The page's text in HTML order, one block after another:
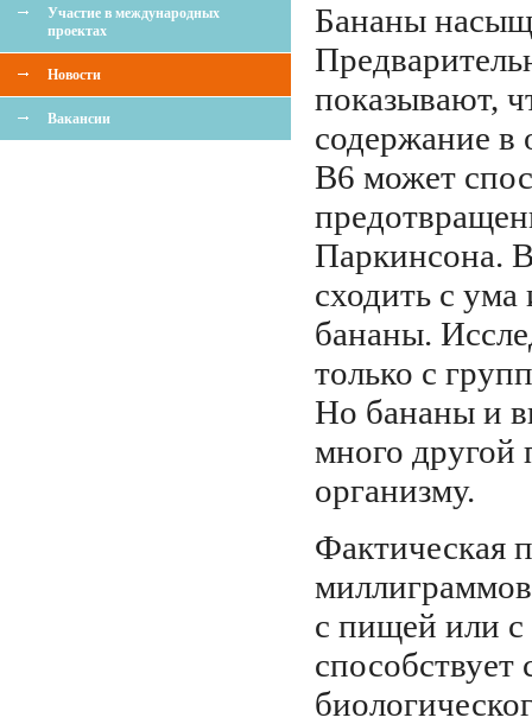
Участие в международных
проектах
Новости
Вакансии
Бананы
показывают,
содержание в
В6 может
Паркинсона.
сходить с
бананы.
только с
Но бананы и
много другой
организму.
Фактическая
с пищей или с